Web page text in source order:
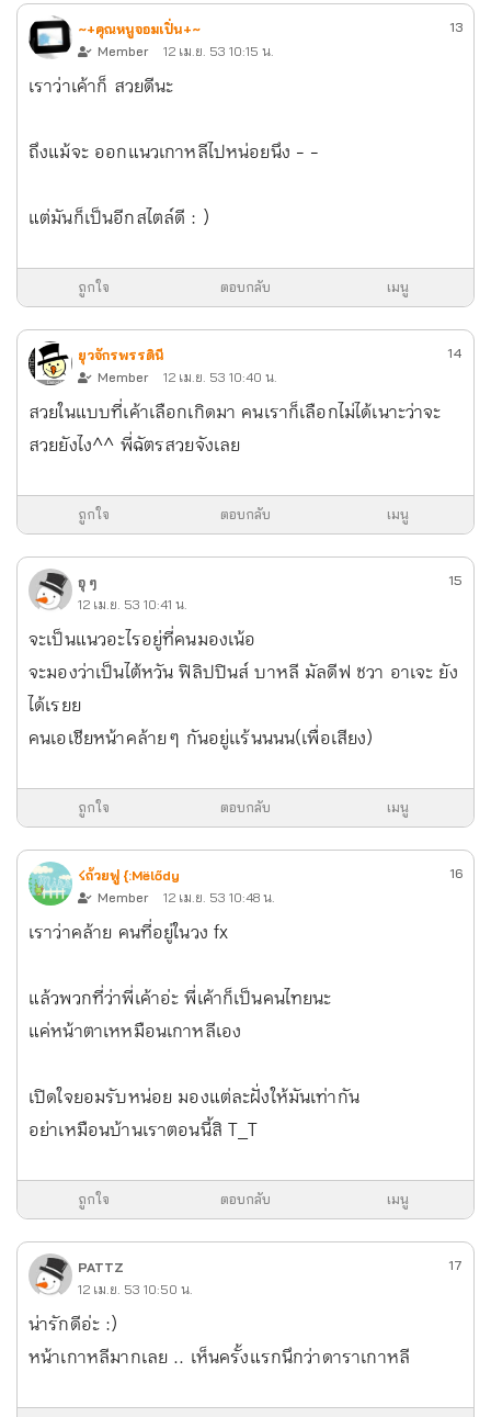
~+คุณหนูจอมเปิ่น+~
Member
12 เม.ย. 53 10:15 น.
13
เราว่าเค้าก็ สวยดีนะ
ถึงแม้จะ ออกแนวเกาหลีไปหน่อยนึง - -
แต่มันก็เป็นอีกสไตล์ดี : )
ถูกใจ ตอบกลับ เมนู
ยุวจักรพรรดินี
Member
12 เม.ย. 53 10:40 น.
14
สวยในแบบที่เค้าเลือกเกิดมา คนเราก็เลือกไม่ได้เนาะว่าจะ
สวยยังไง^^ พี่ฉัตรสวยจังเลย
ถูกใจ ตอบกลับ เมนู
อุ ๆ
12 เม.ย. 53 10:41 น.
15
จะเป็นแนวอะไรอยู่ที่คนมองเน้อ
จะมองว่าเป็นไต้หวัน ฟิลิปปินส์ บาหลี มัลดีฟ ชวา อาเจะ ยัง
ได้เรยย
คนเอเชียหน้าคล้าย ๆ กันอยู่เเร้นนนน(เพื่อเสียง)
ถูกใจ ตอบกลับ เมนู
☇ถ้วยฟู {:Mëlődy
Member
12 เม.ย. 53 10:48 น.
16
เราว่าคล้าย คนที่อยู่ในวง fx
แล้วพวกที่ว่าพี่เค้าอ่ะ พี่เค้าก็เป็นคนไทยนะ
แค่หน้าตาเหหมือนเกาหลีเอง
เปิดใจยอมรับหน่อย มองแต่ละฝั่งให้มันเท่ากัน
อย่าเหมือนบ้านเราตอนนี้สิ T_T
ถูกใจ ตอบกลับ เมนู
PATTZ
12 เม.ย. 53 10:50 น.
17
น่ารักดีอ่ะ :)
หน้าเกาหลีมากเลย .. เห็นครั้งแรกนึกว่าดาราเกาหลี